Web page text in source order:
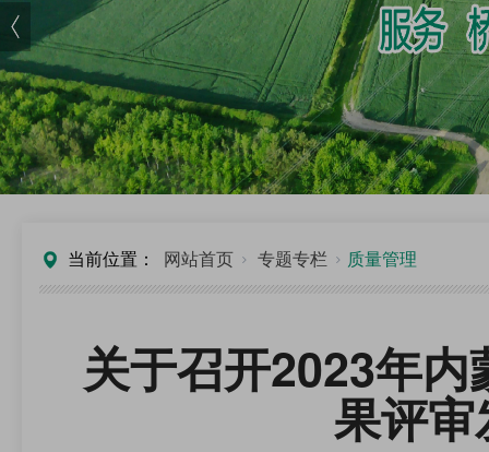
当前位置： 网站首页 专题专栏 质量管理
关于召开2023年
果评